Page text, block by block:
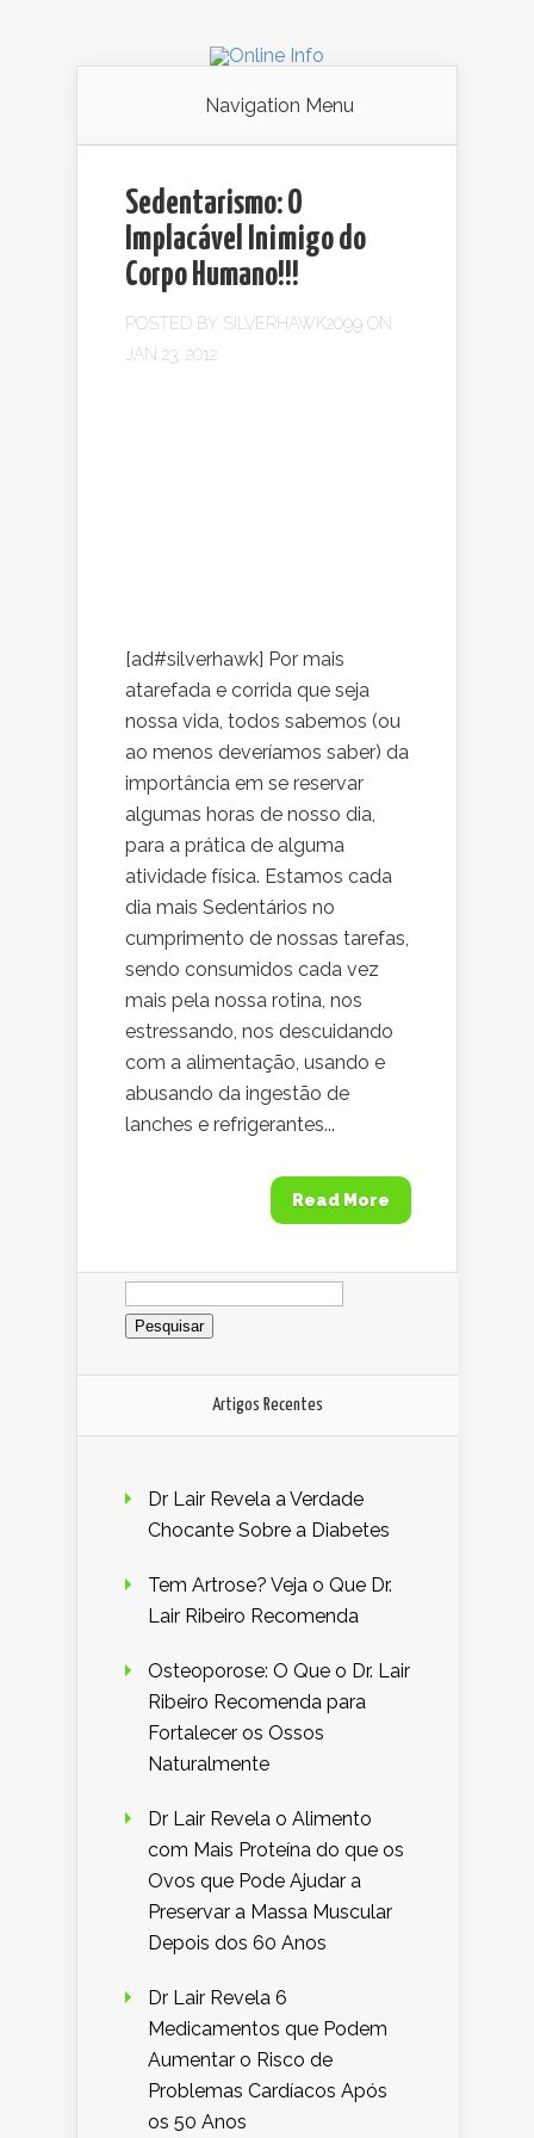
Navigation Menu
Sedentarismo: O
Implacável Inimigo do
Corpo Humano!!!
POSTED BY SILVERHAWK2099 ON
JAN 23, 2012
[ad#silverhawk] Por mais
atarefada e corrida que seja
nossa vida, todos sabemos (ou
ao menos deveríamos saber) da
importância em se reservar
algumas horas de nosso dia,
para a prática de alguma
atividade física. Estamos cada
dia mais Sedentários no
cumprimento de nossas tarefas,
sendo consumidos cada vez
mais pela nossa rotina, nos
estressando, nos descuidando
com a alimentação, usando e
abusando da ingestão de
lanches e refrigerantes...
Read More
Pesquisar
por:
Artigos Recentes
Dr Lair Revela a Verdade
Chocante Sobre a Diabetes
Tem Artrose? Veja o Que Dr.
Lair Ribeiro Recomenda
Osteoporose: O Que o Dr. Lair
Ribeiro Recomenda para
Fortalecer os Ossos
Naturalmente
Dr Lair Revela o Alimento
com Mais Proteína do que os
Ovos que Pode Ajudar a
Preservar a Massa Muscular
Depois dos 60 Anos
Dr Lair Revela 6
Medicamentos que Podem
Aumentar o Risco de
Problemas Cardíacos Após
os 50 Anos